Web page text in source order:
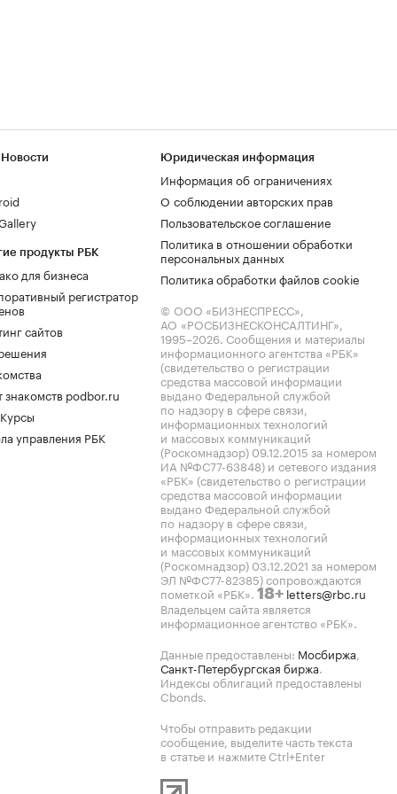
продукты РБК
для бизнеса
регистратор
сайтов
знакомств podbor.ru
управления РБК
Юридическая информация
Информация об ограничениях
О соблюдении авторских прав
Пользовательское соглашение
Политика в отношении обработки
персональных данных
Политика обработки файлов cookie
© ООО «БИЗНЕСПРЕСС»,
АО «РОСБИЗНЕСКОНСАЛТИНГ»,
1995–2026. Сообщения и материалы
информационного агентства «РБК»
(свидетельство о регистрации
средства массовой информации
выдано Федеральной службой
по надзору в сфере связи,
информационных технологий
и массовых коммуникаций
(Роскомнадзор) 09.12.2015 за номером
ИА №ФС77-63848) и сетевого издания
«РБК» (свидетельство о регистрации
средства массовой информации
выдано Федеральной службой
по надзору в сфере связи,
информационных технологий
и массовых коммуникаций
(Роскомнадзор) 03.12.2021 за номером
ЭЛ №ФС77-82385) сопровождаются
пометкой «РБК». 18+ letters@rbc.ru
Владельцем сайта является
информационное агентство «РБК».
Данные предоставлены: Мосбиржа,
Санкт-Петербургская биржа.
Индексы облигаций предоставлены
Cbonds.
Чтобы отправить редакции
сообщение, выделите часть текста
в статье и нажмите Ctrl+Enter